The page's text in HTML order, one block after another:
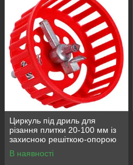
Циркуль під дриль для
різання плитки 20-100 мм із
захисною решіткою-опорою
INTERTOOL HT-0339
В наявності